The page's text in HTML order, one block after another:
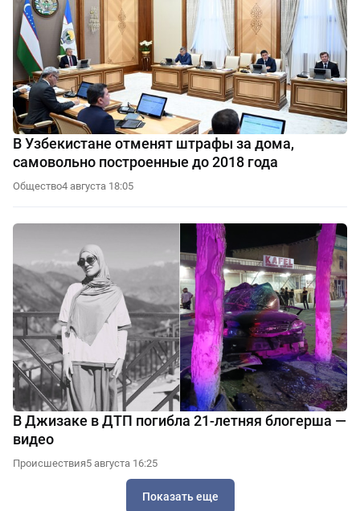
В Узбекистане отменят штрафы за дома,
самовольно построенные до 2018 года
Общество4 августа 18:05
В Джизаке в ДТП погибла 21-летняя блогерша —
видео
Происшествия5 августа 16:25
Показать еще